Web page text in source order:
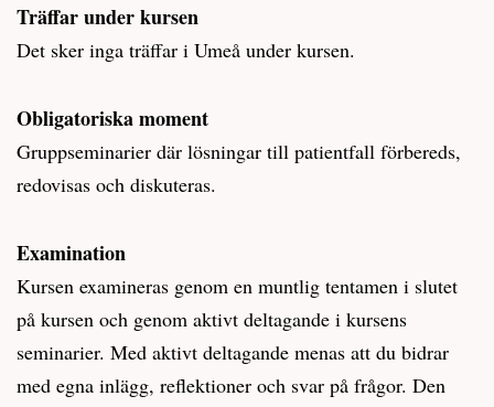
Träffar under kursen
Det sker inga träffar i Umeå under kursen.
Obligatoriska moment
Gruppseminarier där lösningar till patientfall förbereds,
redovisas och diskuteras.
Examination
Kursen examineras genom en muntlig tentamen i slutet
på kursen och genom aktivt deltagande i kursens
seminarier. Med aktivt deltagande menas att du bidrar
med egna inlägg, reflektioner och svar på frågor. Den